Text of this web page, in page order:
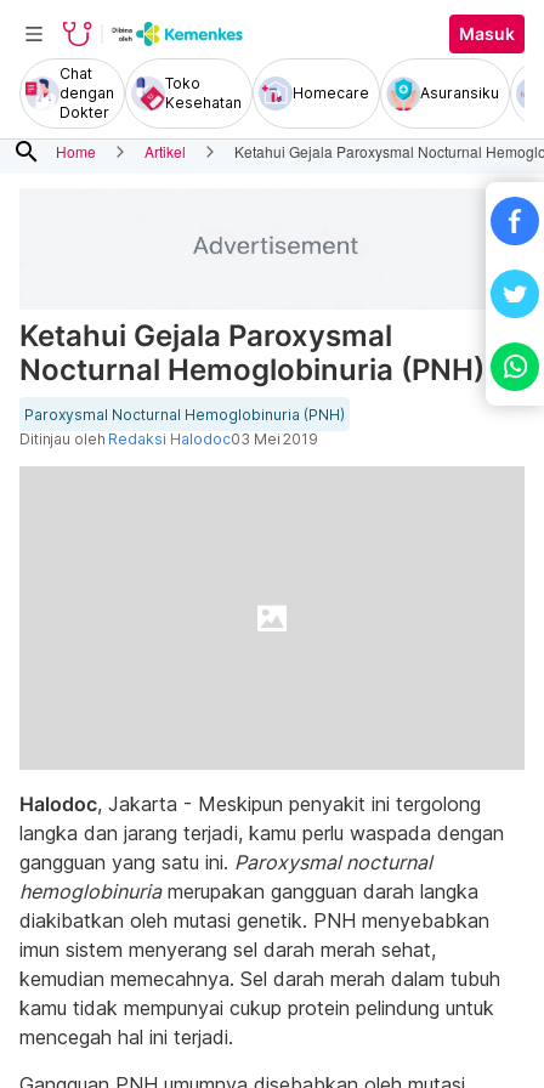
Masuk
Chat
dengan
Dokter
Toko
Kesehatan
Homecare Asuransiku
search Home Artikel Ketahui Gejala Paroxysmal Nocturnal
Ketahui Gejala Paroxysmal
Nocturnal Hemoglobinuria (PNH)
Paroxysmal Nocturnal Hemoglobinuria (PNH)
Ditinjau oleh Redaksi Halodoc03 Mei 2019
Halodoc, Jakarta - Meskipun penyakit ini tergolong
langka dan jarang terjadi, kamu perlu waspada dengan
gangguan yang satu ini. Paroxysmal nocturnal
hemoglobinuriamerupakan gangguan darah langka
diakibatkan oleh mutasi genetik. PNH menyebabkan
imun sistem menyerang sel darah merah sehat,
kemudian memecahnya. Sel darah merah dalam tubuh
kamu tidak mempunyai cukup protein pelindung untuk
mencegah hal ini terjadi.